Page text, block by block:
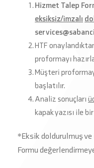
Hizmet Talep
eksiksiz/imzalı
HTF
proformayı
Müşteri
başlatılır.
Analiz sonuçları
kapak yazısı ile
*Eksik doldurulmuş
Formu